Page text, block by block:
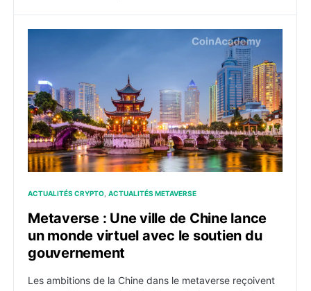
Metaverse : Une ville de Chine lance un monde
ACTUALITÉS CRYPTO ACTUALITÉS METAVERSE
Metaverse : Une ville de Chine lance
un monde virtuel avec le soutien du
gouvernement
Les ambitions de la Chine dans le metaverse reçoivent